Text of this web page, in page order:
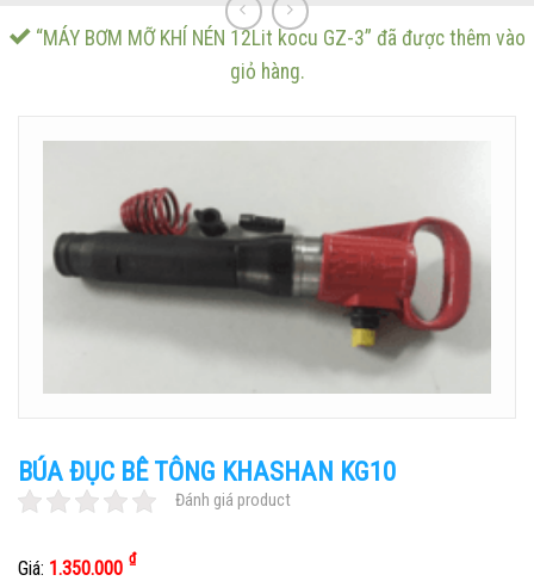
“MÁY BƠM MỠ KHÍ NÉN 12Lit kocu GZ-3” đã được thêm vào
giỏ hàng.
BÚA ĐỤC BÊ TÔNG KHASHAN KG10
Đánh giá product
Giá: 1.350.000 ₫